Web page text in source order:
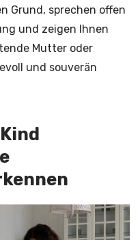
Grund, sprechen offen
und zeigen Ihnen
Mutter oder
und souverän